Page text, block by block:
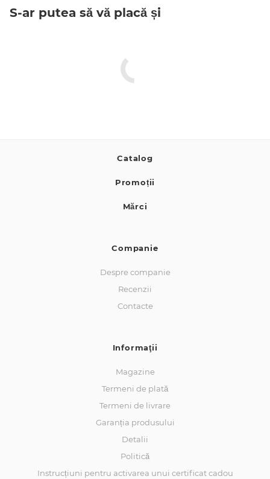
S-ar putea să vă placă și
Catalog
Promoții
Mărci
Companie
Despre companie
Recenzii
Contacte
Informaţii
Magazine
Termeni de plată
Termeni de livrare
Garanția produsului
Detalii
Politică
Instrucțiuni pentru activarea unui certificat cadou